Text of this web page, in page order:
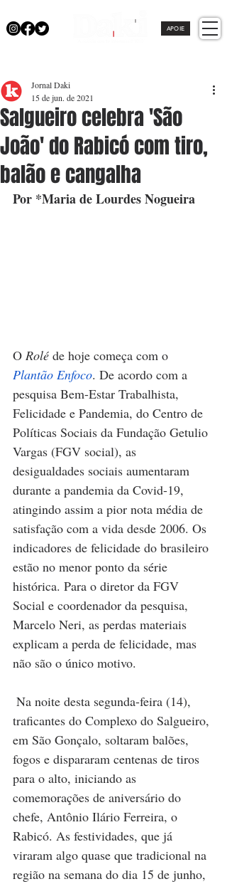
APOIE
Salgueiro celebra 'São
João' do Rabicó com tiro,
balão e cangalha
Jornal Daki
15 de jun. de 2021
Por *Maria de Lourdes Nogueira
O Rolé de hoje começa com o
Plantão Enfoco. De acordo com a
pesquisa Bem-Estar Trabalhista,
Felicidade e Pandemia, do Centro de
Políticas Sociais da Fundação Getulio
Vargas (FGV social), as
desigualdades sociais aumentaram
durante a pandemia da Covid-19,
atingindo assim a pior nota média de
satisfação com a vida desde 2006. Os
indicadores de felicidade do brasileiro
estão no menor ponto da série
histórica. Para o diretor da FGV
Social e coordenador da pesquisa,
Marcelo Neri, as perdas materiais
explicam a perda de felicidade, mas
não são o único motivo.
Na noite desta segunda-feira (14),
traficantes do Complexo do Salgueiro,
em São Gonçalo, soltaram balões,
fogos e dispararam centenas de tiros
para o alto, iniciando as
comemorações de aniversário do
chefe, Antônio Ilário Ferreira, o
Rabicó. As festividades, que já
viraram algo quase que tradicional na
região na semana do dia 15 de junho,